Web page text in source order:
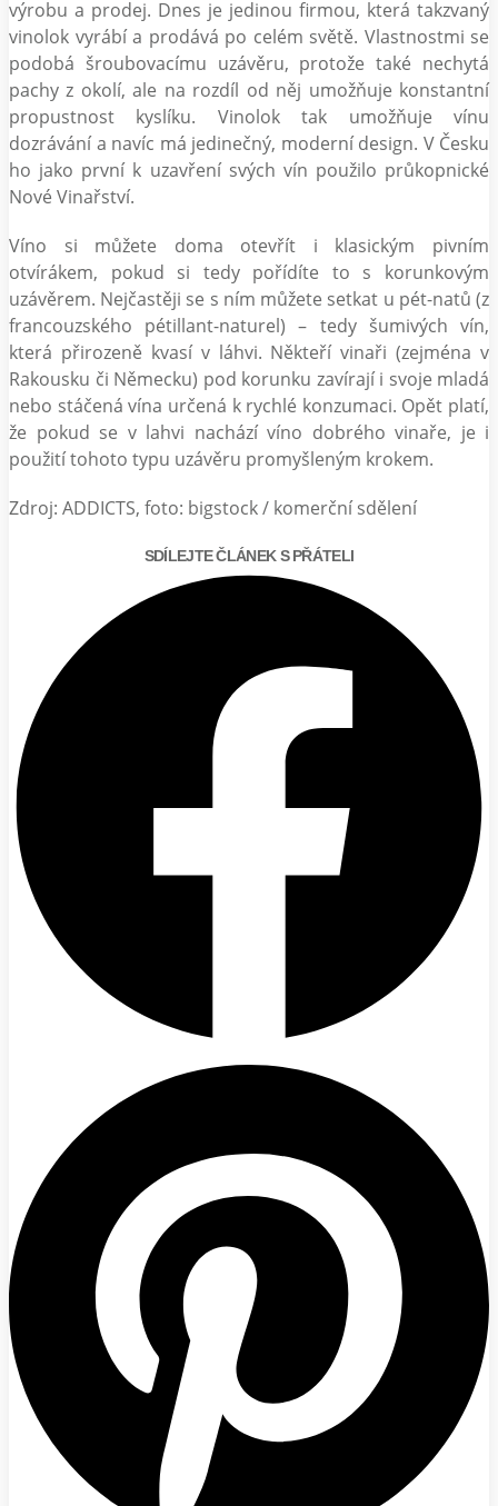
výrobu a prodej. Dnes je jedinou firmou, která takzvaný
vinolok vyrábí a prodává po celém světě. Vlastnostmi se
podobá šroubovacímu uzávěru, protože také nechytá
pachy z okolí, ale na rozdíl od něj umožňuje konstantní
propustnost kyslíku. Vinolok tak umožňuje vínu
dozrávání a navíc má jedinečný, moderní design. V Česku
ho jako první k uzavření svých vín použilo průkopnické
Nové Vinařství.
Víno si můžete doma otevřít i klasickým pivním
otvírákem, pokud si tedy pořídíte to s korunkovým
uzávěrem. Nejčastěji se s ním můžete setkat u pét-natů (z
francouzského pétillant-naturel) – tedy šumivých vín,
která přirozeně kvasí v láhvi. Někteří vinaři (zejména v
Rakousku či Německu) pod korunku zavírají i svoje mladá
nebo stáčená vína určená k rychlé konzumaci. Opět platí,
že pokud se v lahvi nachází víno dobrého vinaře, je i
použití tohoto typu uzávěru promyšleným krokem.
Zdroj: ADDICTS, foto: bigstock / komerční sdělení
SDÍLEJTE ČLÁNEK S PŘÁTELI